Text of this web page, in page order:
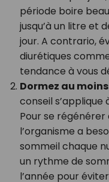
période boire
jusqu’à un litre et
jour. A contrario,
diurétiques
tendance à vous
Dormez au
conseil
Pour se
l’organisme a
sommeil chaque
un rythme de
l’année pour